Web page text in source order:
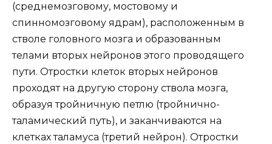
(среднемозговому, мостовому и
спинномозговому ядрам), расположенным в
стволе головного мозга и образованным
телами вторых нейронов этого проводящего
пути. Отростки клеток вторых нейронов
проходят на другую сторону ствола мозга,
образуя тройничную петлю (тройнично-
таламический путь), и заканчиваются на
клетках таламуса (третий нейрон). Отростки